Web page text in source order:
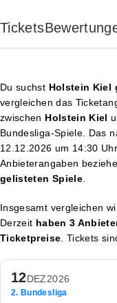
Tickets
Du suchst Holstein Kiel
vergleichen das
zwischen Holstein Kiel
Bundesliga-Spiele. Das
12.12.2026 um 14:30 Uhr
Anbieterangaben
gelisteten Spiele.
Insgesamt vergleichen
Derzeit haben 3
Ticketpreise. Tickets
12 DEZ2026
2. Bundesliga